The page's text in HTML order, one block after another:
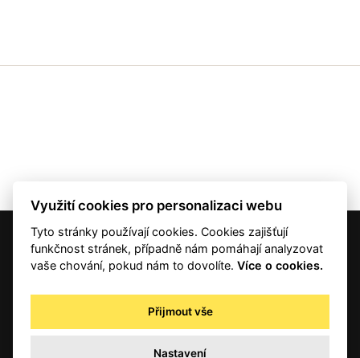
© 2001 — 2026 Copyright CMI News a dodavatelé obsahu. |
Autorská práva
Zpracování osobních údajů - registrovaní a předplatitelé
Zpracování osobních údajů pro novinářské a další účely
Využití cookies pro personalizaci webu
Tyto stránky používají cookies. Cookies zajišťují
funkčnost stránek, případně nám pomáhají analyzovat
vaše chování, pokud nám to dovolíte.Více o cookies.
Přijmout vše
Nastavení